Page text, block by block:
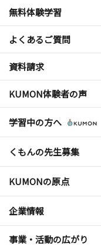
無料体験学習
よくあるご質問
資料請求
KUMON体験者の声
学習中の方へ
くもんの先生募集
KUMONの原点
企業情報
事業・活動の広がり